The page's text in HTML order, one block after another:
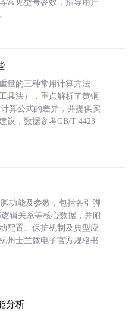
常见型号参数，指导用户
量的三种常用计算方法
具法），重点解析了黄铜
算公式的差异，并提供实
议，数据参考GB/T 4423-
功能及参数，包括各引脚
辑关系等核心数据，并附
配置、保护机制及典型应
州士兰微电子官方规格书
分析